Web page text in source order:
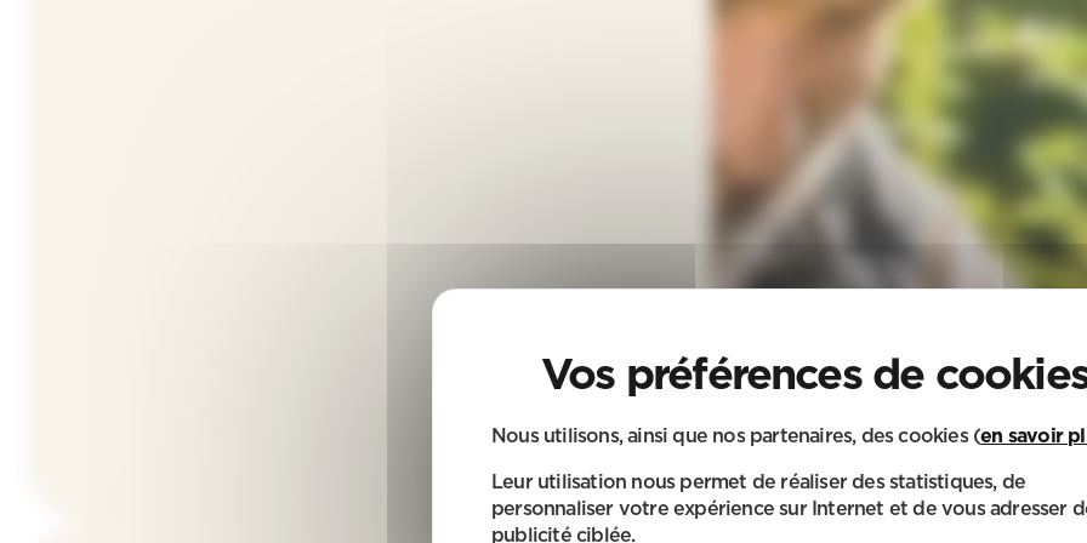
Nous utilisons, ainsi que nos partenaires, des cookies (en savoir
Leur utilisation nous permet de réaliser des statistiques, de
personnaliser votre expérience sur Internet et de vous adresser
publicité ciblée.